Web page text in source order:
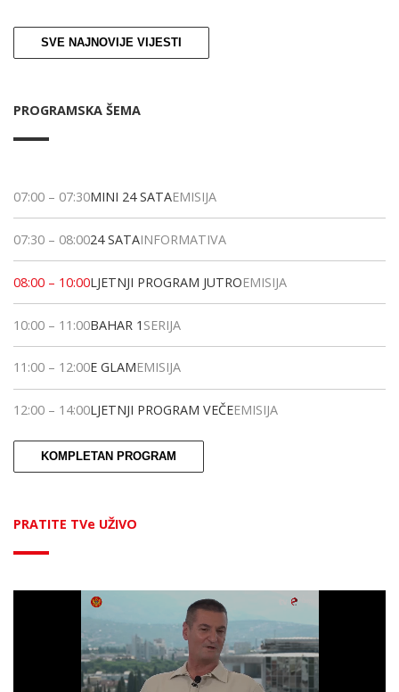
SVE NAJNOVIJE VIJESTI
PROGRAMSKA ŠEMA
07:00 – 07:30MINI 24 SATAEMISIJA
07:30 – 08:0024 SATAINFORMATIVA
08:00 – 10:00LJETNJI PROGRAM JUTROEMISIJA
10:00 – 11:00BAHAR 1 SERIJA
11:00 – 12:00E GLAMEMISIJA
12:00 – 14:00LJETNJI PROGRAM VEČEEMISIJA
KOMPLETAN PROGRAM
PRATITE TVe UŽIVO